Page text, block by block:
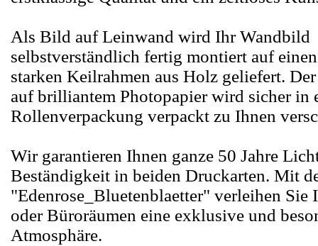
Als Bild auf Leinwand wird Ihr Wandbild
selbstverständlich fertig montiert auf
starken Keilrahmen aus Holz geliefert.
auf brilliantem Photopapier wird sicher in
Rollenverpackung verpackt zu Ihnen
Wir garantieren Ihnen ganze 50 Jahre
Beständigkeit in beiden Druckarten. Mit
"Edenrose_Bluetenblaetter" verleihen Sie
oder Büroräumen eine exklusive und
Atmosphäre.